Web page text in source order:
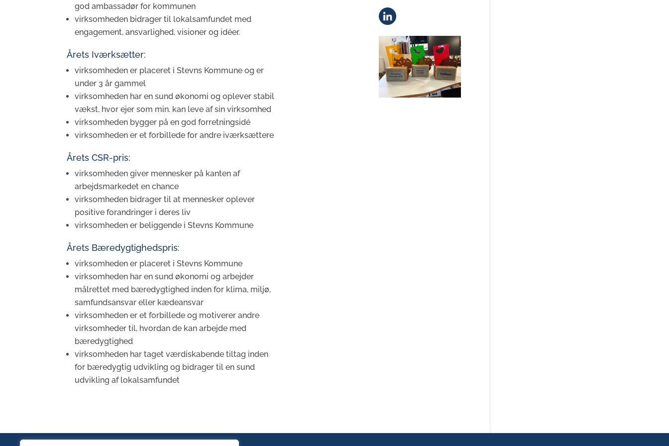
god ambassadør for kommunen
virksomheden bidrager til lokalsamfundet med
engagement, ansvarlighed, visioner og idéer.
Årets Iværksætter:
virksomheden er placeret i Stevns Kommune og er
under 3 år gammel
virksomheden har en sund økonomi og oplever stabil
vækst, hvor ejer som min. kan leve af sin virksomhed
virksomheden bygger på en god forretningsidé
virksomheden er et forbillede for andre iværksættere
Årets CSR-pris:
virksomheden giver mennesker på kanten af
arbejdsmarkedet en chance
virksomheden bidrager til at mennesker oplever
positive forandringer i deres liv
virksomheden er beliggende i Stevns Kommune
Årets Bæredygtighedspris:
virksomheden er placeret i Stevns Kommune
virksomheden har en sund økonomi og arbejder
målrettet med bæredygtighed inden for klima, miljø,
samfundsansvar eller kædeansvar
virksomheden er et forbillede og motiverer andre
virksomheder til, hvordan de kan arbejde med
bæredygtighed
virksomheden har taget værdiskabende tiltag inden
for bæredygtig udvikling og bidrager til en sund
udvikling af lokalsamfundet